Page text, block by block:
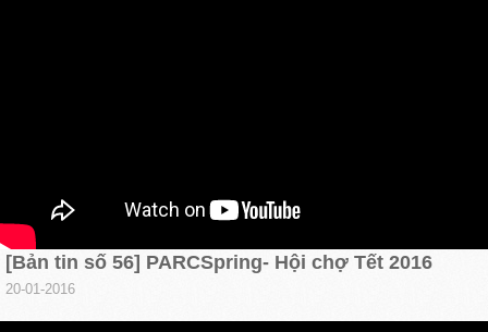
[Bản tin số 56] PARCSpring- Hội chợ Tết 2016
20-01-2016